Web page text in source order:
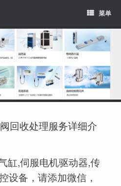
菜单
回收处理服务详细介
缸,伺服电机驱动器,传
设备，请添加微信，